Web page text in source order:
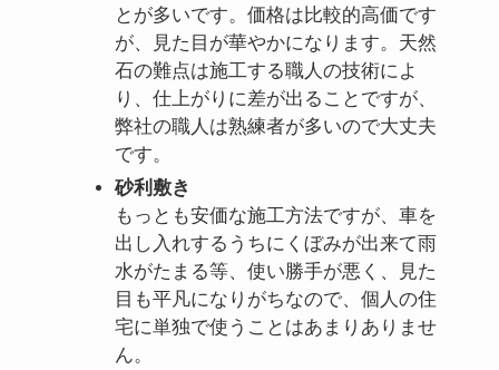
とが多いです。価格は比較的高価です
が、見た目が華やかになります。天然
石の難点は施工する職人の技術によ
り、仕上がりに差が出ることですが、
弊社の職人は熟練者が多いので大丈夫
です。
砂利敷き
もっとも安価な施工方法ですが、車を
出し入れするうちにくぼみが出来て雨
水がたまる等、使い勝手が悪く、見た
目も平凡になりがちなので、個人の住
宅に単独で使うことはあまりありませ
ん。